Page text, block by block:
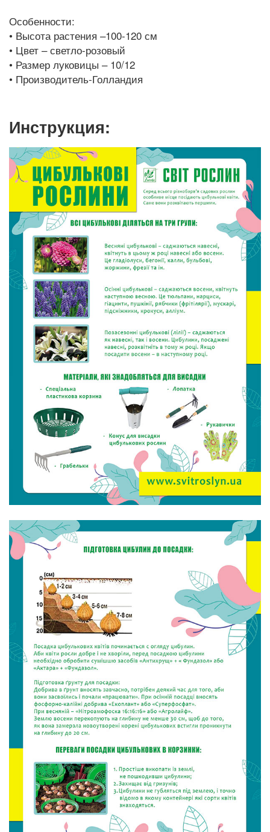
Особенности:
• Высота растения –100-120 см
• Цвет – светло-розовый
• Размер луковицы – 10/12
• Производитель-Голландия
Инструкция: